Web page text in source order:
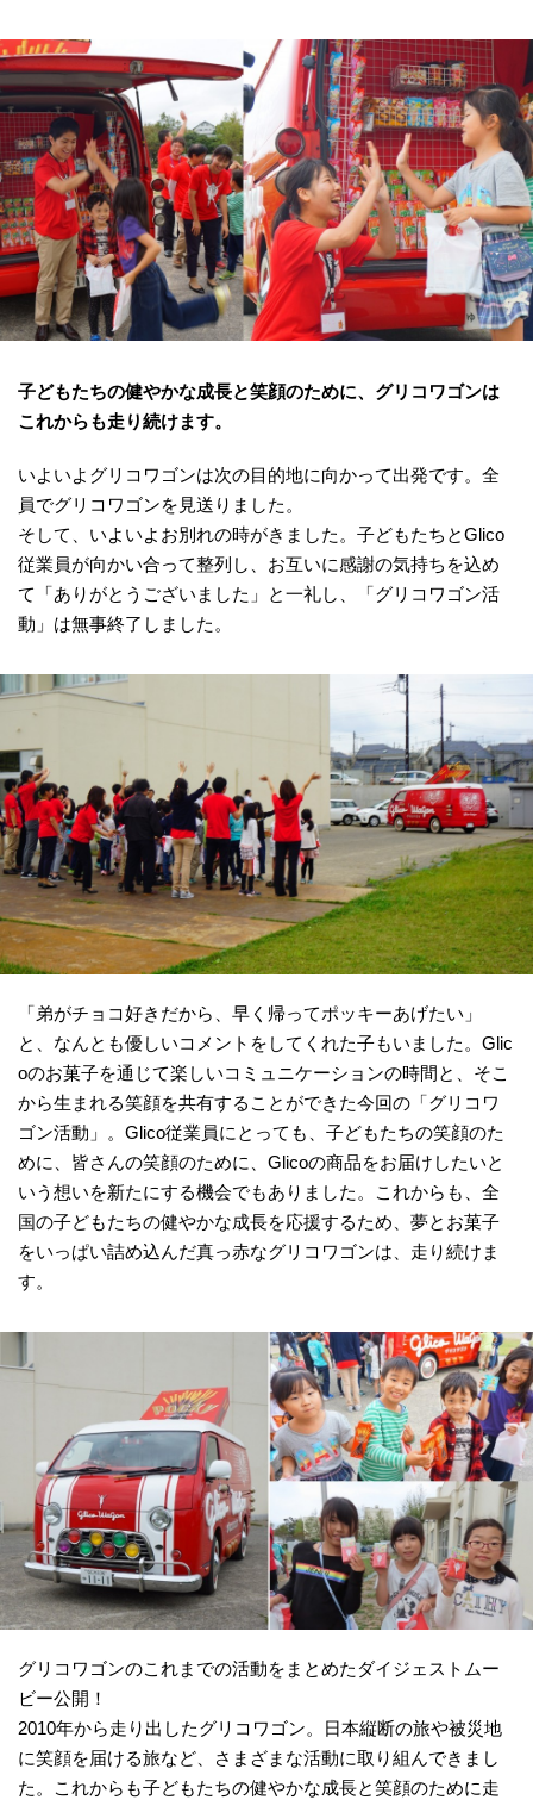
子どもたちの健やかな成長と笑顔のために、グリコワゴンは
これからも走り続けます。
いよいよグリコワゴンは次の目的地に向かって出発です。全
員でグリコワゴンを見送りました。
そして、いよいよお別れの時がきました。子どもたちとGlico
従業員が向かい合って整列し、お互いに感謝の気持ちを込め
て「ありがとうございました」と一礼し、「グリコワゴン活
動」は無事終了しました。
「弟がチョコ好きだから、早く帰ってポッキーあげたい」
と、なんとも優しいコメントをしてくれた子もいました。Glic
oのお菓子を通じて楽しいコミュニケーションの時間と、そこ
から生まれる笑顔を共有することができた今回の「グリコワ
ゴン活動」。Glico従業員にとっても、子どもたちの笑顔のた
めに、皆さんの笑顔のために、Glicoの商品をお届けしたいと
いう想いを新たにする機会でもありました。これからも、全
国の子どもたちの健やかな成長を応援するため、夢とお菓子
をいっぱい詰め込んだ真っ赤なグリコワゴンは、走り続けま
す。
グリコワゴンのこれまでの活動をまとめたダイジェストムー
ビー公開！
2010年から走り出したグリコワゴン。日本縦断の旅や被災地
に笑顔を届ける旅など、さまざまな活動に取り組んできまし
た。これからも子どもたちの健やかな成長と笑顔のために走